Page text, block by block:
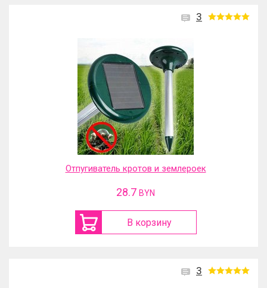
3
Отпугиватель кротов и землероек
28.7 BYN
В корзину
3